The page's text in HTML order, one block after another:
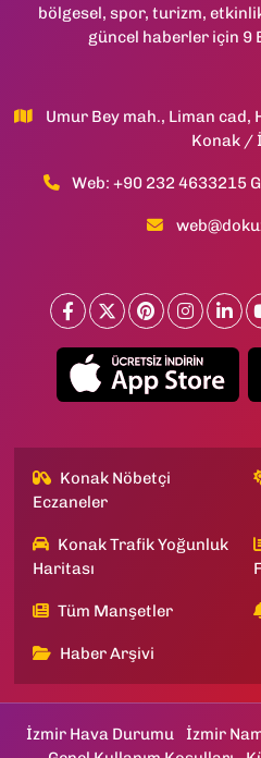
bölgesel, spor, turizm,
güncel haberler için 9
Umur Bey mah., Liman cad,
Konak /
Web: +90 232 4633215
Konak Nöbetçi
Eczaneler
Konak Trafik Yoğunluk
Haritası
Tüm Manşetler
Haber Arşivi
İzmir Hava Durumu İzmir